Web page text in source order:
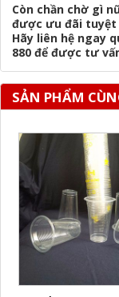
Còn chần chờ gì
được ưu đãi tuyệt
Hãy liên hệ ngay
880 để được tư
SẢN PHẨM